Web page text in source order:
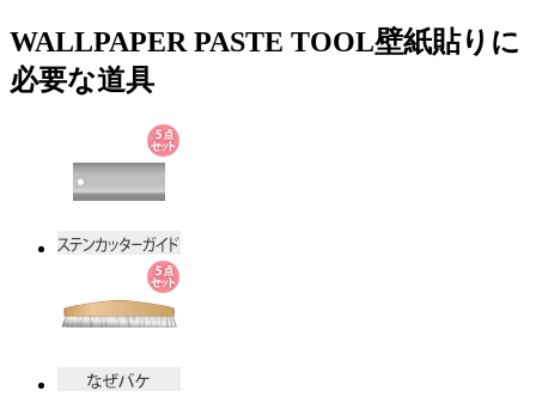
WALLPAPER PASTE TOOL壁紙貼りに
必要な道具